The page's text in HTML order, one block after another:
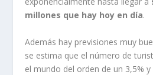
millones que hay hoy en día.
Además hay previsiones muy
se estima que el número de
el mundo del orden de un 3,5% y